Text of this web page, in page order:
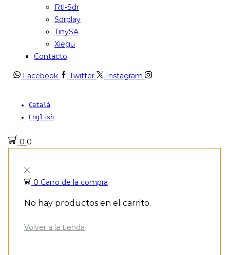
Rtl-Sdr
Sdrplay
TinySA
Xiegu
Contacto
Facebook Twitter Instagram
Català
English
0 0
0 Carro de la compra
No hay productos en el carrito.
Volver a la tienda